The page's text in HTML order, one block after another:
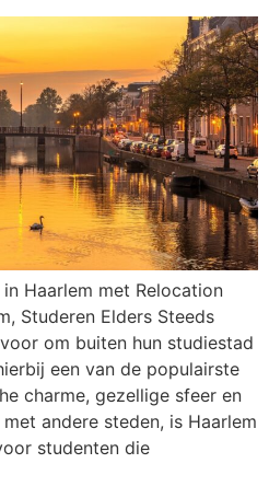
Haarlem met Relocation
Studeren Elders Steeds
om buiten hun studiestad
een van de populairste
charme, gezellige sfeer en
andere steden, is Haarlem
studenten die